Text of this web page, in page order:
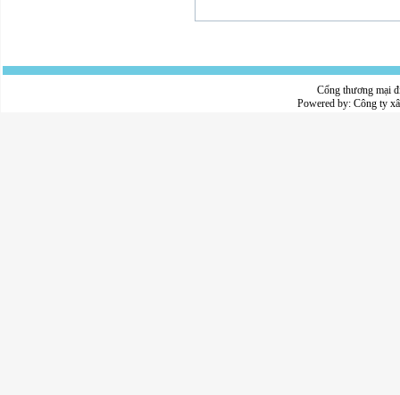
Cổng thương mại
Powered by: Công ty